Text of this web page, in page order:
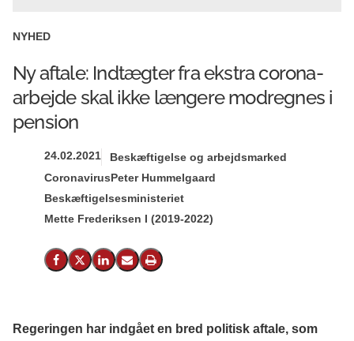
NYHED
Ny aftale: Indtægter fra ekstra corona-
arbejde skal ikke længere modregnes i
pension
24.02.2021
Beskæftigelse og arbejdsmarked
CoronavirusPeter Hummelgaard
Beskæftigelsesministeriet
Mette Frederiksen I (2019-2022)
Del på Facebook
Del på X (Twitter)
Del på LinkedIn
Send email
Print
Regeringen har indgået en bred politisk aftale, som